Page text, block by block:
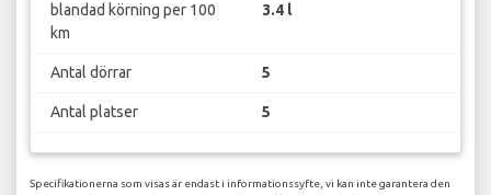
blandad körning per 100
km
3.4 l
Antal dörrar 5
Antal platser 5
Specifikationerna som visas är endast i informationssyfte, vi kan inte garantera den